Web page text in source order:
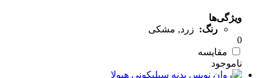
ویژگی‌ها
رنگ: زرد, مشکی
0
مقایسه